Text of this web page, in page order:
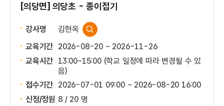
[의당면] 의당초 - 종이접기
강사명
김현옥
교육기간 2026-08-20 ~ 2026-11-26
교육시간 13:00~15:00 (학교 일정에 따라 변경될 수 있
음)
접수기간 2026-07-01 09:00 ~ 2026-08-20 16:00
신청/정원 8 / 20 명